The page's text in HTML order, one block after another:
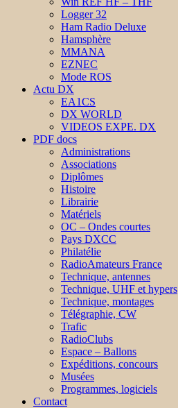
Logger 32
Ham Radio Deluxe
Hamsphère
MMANA
EZNEC
Mode ROS
Actu DX
EA1CS
DX WORLD
VIDEOS EXPE. DX
PDF docs
Administrations
Associations
Diplômes
Histoire
Librairie
Matériels
OC – Ondes courtes
Pays DXCC
Philatélie
RadioAmateurs France
Technique, antennes
Technique, UHF et hypers
Technique, montages
Télégraphie, CW
Trafic
RadioClubs
Espace – Ballons
Expéditions, concours
Musées
Programmes, logiciels
Contact